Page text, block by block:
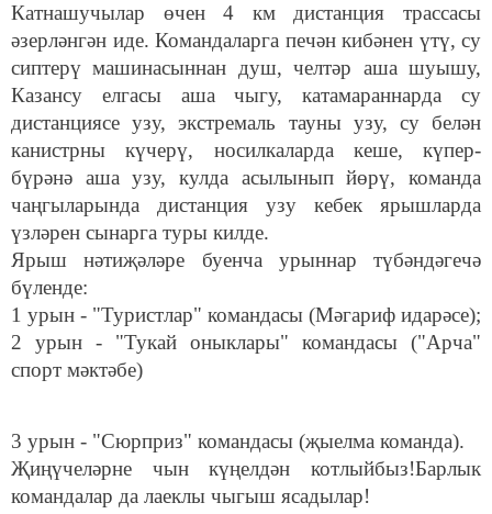
Катнашучылар өчен 4 км дистанция трассасы
әзерләнгән иде. Командаларга печән кибәнен үтү, су
сиптерү машинасыннан душ, челтәр аша шуышу,
Казансу елгасы аша чыгу, катамараннарда су
дистанциясе узу, экстремаль тауны узу, су белән
канистрны күчерү, носилкаларда кеше, күпер-
бүрәнә аша узу, кулда асылынып йөрү, команда
чаңгыларында дистанция узу кебек ярышларда
үзләрен сынарга туры килде.
Ярыш нәтиҗәләре буенча урыннар түбәндәгечә
бүленде:
1 урын - "Туристлар" командасы (Мәгариф идарәсе);
2 урын - "Тукай оныклары" командасы ("Арча"
спорт мәктәбе)
3 урын - "Сюрприз" командасы (җыелма команда).
Җиңүчеләрне чын күңелдән котлыйбыз!Барлык
командалар да лаеклы чыгыш ясадылар!